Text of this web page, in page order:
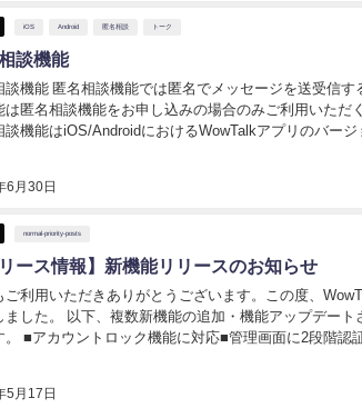
iOS Android 匿名相談 トーク
談機能
6月30日
談機能 匿名相談機能では匿名でメッセージを送受信す
は匿名相談機能をお申し込みの場合のみご利用いただ
談機能はiOS/AndroidにおけるWowTalkアプリのバージ
normal-priority-posts
リース情報】新機能リリースのお知らせ
5月17日
ご利用いただきありがとうございます。この度、
ました。 以下、複数新機能の追加・機能アップデート
。 ■アカウントロック機能に対応■管理画面に2段階認